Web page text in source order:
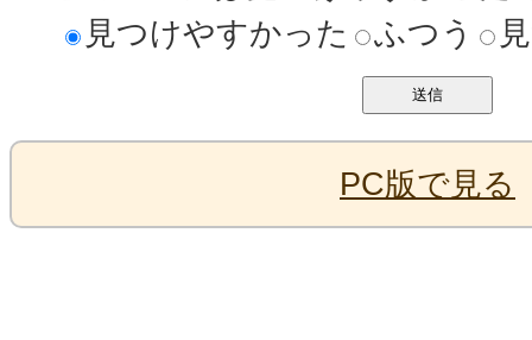
見つけやすかった
ふつう
PC版で見る